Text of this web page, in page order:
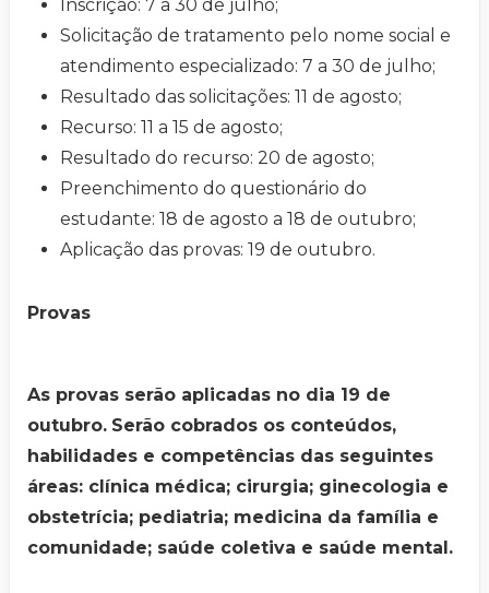
Inscrição: 7 a 30 de julho;
Solicitação de tratamento pelo nome social e
atendimento especializado: 7 a 30 de julho;
Resultado das solicitações: 11 de agosto;
Recurso: 11 a 15 de agosto;
Resultado do recurso: 20 de agosto;
Preenchimento do questionário do
estudante: 18 de agosto a 18 de outubro;
Aplicação das provas: 19 de outubro.
Provas
As provas serão aplicadas no dia 19 de
outubro. Serão cobrados os conteúdos,
habilidades e competências das seguintes
áreas: clínica médica; cirurgia; ginecologia e
obstetrícia; pediatria; medicina da família e
comunidade; saúde coletiva e saúde mental.